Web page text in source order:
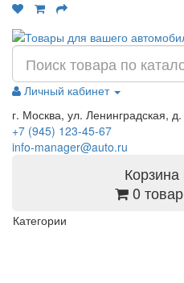
Личный кабинет
г. Москва, ул. Ленинградская,
+7 (945) 123-45-67
info-manager@auto.ru
Корзина
0
Категории